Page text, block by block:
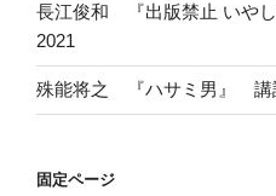
長江俊和 『出版禁止 いや
2021
殊能将之 『ハサミ男』
固定ページ